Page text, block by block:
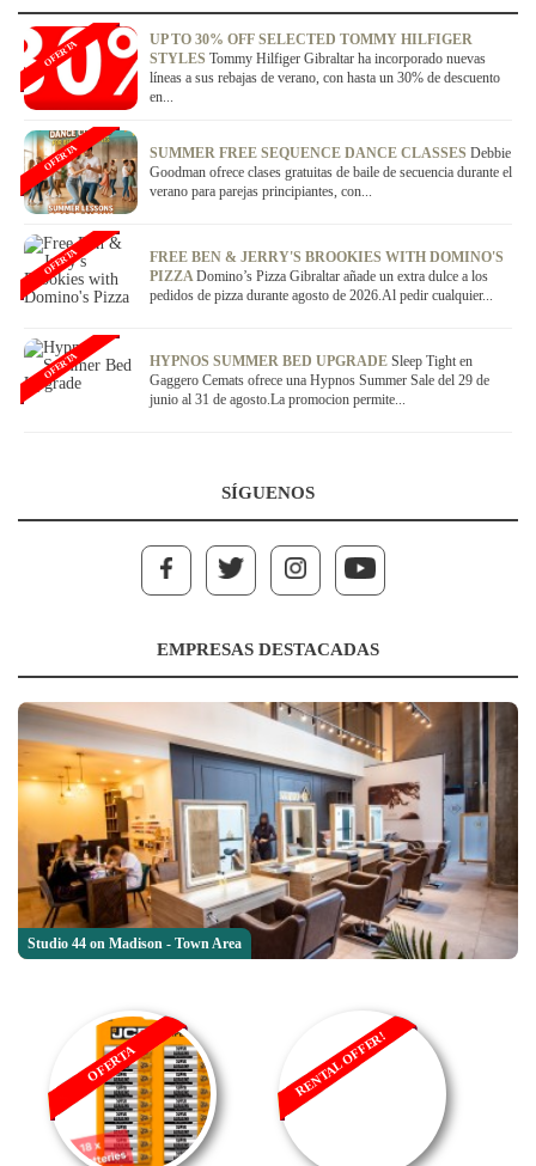
UP TO 30% OFF SELECTED TOMMY HILFIGER
STYLES Tommy Hilfiger Gibraltar ha incorporado nuevas
líneas a sus rebajas de verano, con hasta un 30% de descuento
en...
OFERTA
SUMMER FREE SEQUENCE DANCE CLASSES Debbie
Goodman ofrece clases gratuitas de baile de secuencia durante el
verano para parejas principiantes, con...
OFERTA
FREE BEN & JERRY'S BROOKIES WITH DOMINO'S
PIZZADomino’s Pizza Gibraltar añade un extra dulce a los
pedidos de pizza durante agosto de 2026.Al pedir cualquier...
OFERTA
HYPNOS SUMMER BED UPGRADE Sleep Tight en
Gaggero Cemats ofrece una Hypnos Summer Sale del 29 de
junio al 31 de agosto.La promocion permite...
OFERTA
SÍGUENOS
EMPRESAS DESTACADAS
Studio 44 on Madison - Town Area
OFERTA RENTAL OFFER!